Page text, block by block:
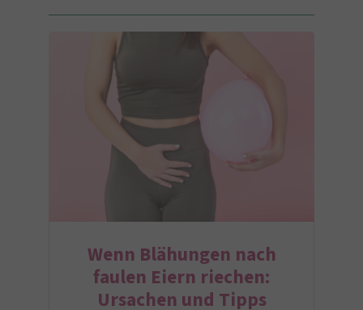
Wenn Blähungen nach
faulen Eiern riechen:
Ursachen und Tipps